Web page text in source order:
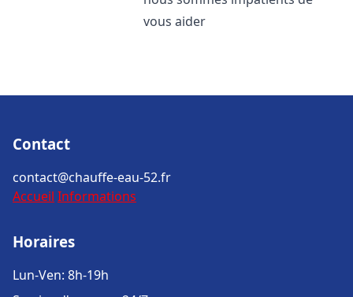
vous aider
Contact
contact@chauffe-eau-52.fr
Accueil Informations
Horaires
Lun-Ven: 8h-19h